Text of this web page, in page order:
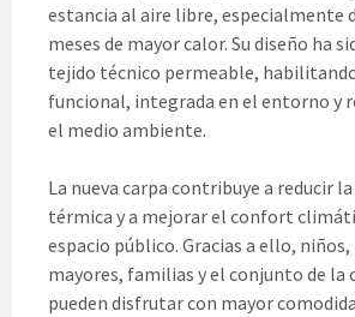
estancia al aire libre, especialmente
meses de mayor calor. Su diseño ha
tejido técnico permeable,
funcional, integrada en el entorno y
el medio ambiente.
La nueva carpa contribuye a reducir
térmica y a mejorar el confort
espacio público. Gracias a ello, niños,
mayores, familias y el conjunto de la
pueden disfrutar con mayor